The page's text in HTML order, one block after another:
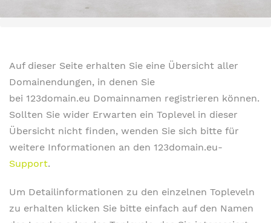
Auf dieser Seite erhalten Sie eine Übersicht aller
Domainendungen, in denen Sie
bei 123domain.eu Domainnamen registrieren können.
Sollten Sie wider Erwarten ein Toplevel in dieser
Übersicht nicht finden, wenden Sie sich bitte für
weitere Informationen an den 123domain.eu-
Support.
Um Detailinformationen zu den einzelnen Topleveln
zu erhalten klicken Sie bitte einfach auf den Namen